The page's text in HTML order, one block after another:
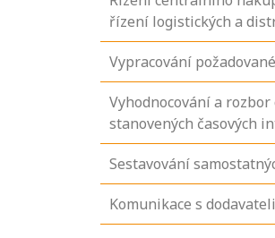
řízení logistických a
Vypracování
Vyhodnocování a
stanovených časových
Sestavování
Komunikace s